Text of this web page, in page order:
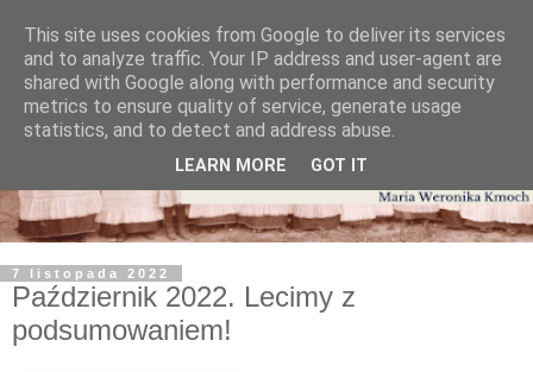
7 listopada 2022
Październik 2022. Lecimy z
podsumowaniem!
This site uses cookies from Google to deliver its services
and to analyze traffic. Your IP address and user-agent are
shared with Google along with performance and security
metrics to ensure quality of service, generate usage
statistics, and to detect and address abuse.
LEARN MORE GOT IT